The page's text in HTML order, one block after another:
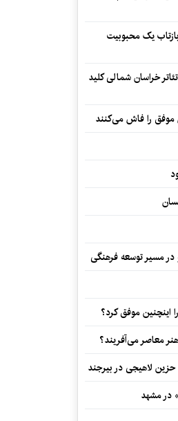
یک محبوبیت
خراسان شمالی کلید
موفق را فاش می‌کنند
در مسیر توسعه فرهنگی
اینچنین موفق کرد؟
معاصر می‌آفریند؟
لاهیجی در بیرجند
در مشهد